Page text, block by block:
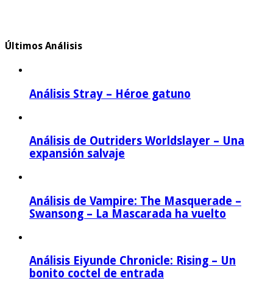
Últimos Análisis
Análisis Stray – Héroe gatuno
Análisis de Outriders Worldslayer – Una
expansión salvaje
Análisis de Vampire: The Masquerade –
Swansong – La Mascarada ha vuelto
Análisis Eiyunde Chronicle: Rising – Un
bonito coctel de entrada